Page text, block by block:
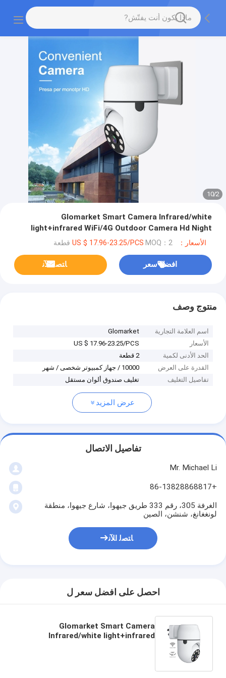
2
/
10
Glomarket Smart Camera Infrared/white
light+infrared WiFi/4G Outdoor Camera Hd Night
Vision Lighting Security Home Camer
الأسعار：US $ 17.96-23.25/PCS MOQ：2 قطعة
افضل سعر ﺎﺘﺼﻟ ﺍﻶﻧ
منتوج وصف
اسم العلامة التجارية
Glomarket
الأسعار
US $ 17.96-23.25/PCS
الحد الأدنى لكمية
2 قطعة
القدرة على العرض
10000 / جهاز كمبيوتر شخصى / شهر
تفاصيل التغليف
تغليف صندوق ألوان مستقل
عرض المزيد
تفاصيل الاتصال
Mr. Michael Li
+86-13828868817
الغرفة 305، رقم 333 طريق جيهوا، شارع جيهوا، منطقة
لونغغانغ، شنشن، الصين
ﺎﺘﺼﻟ ﺍﻶﻧ
احصل على افضل سعر ل
Glomarket Smart Camera
Infrared/white light+infrared